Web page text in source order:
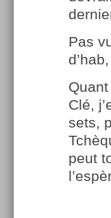
Pas
Clé,
sets,
peut